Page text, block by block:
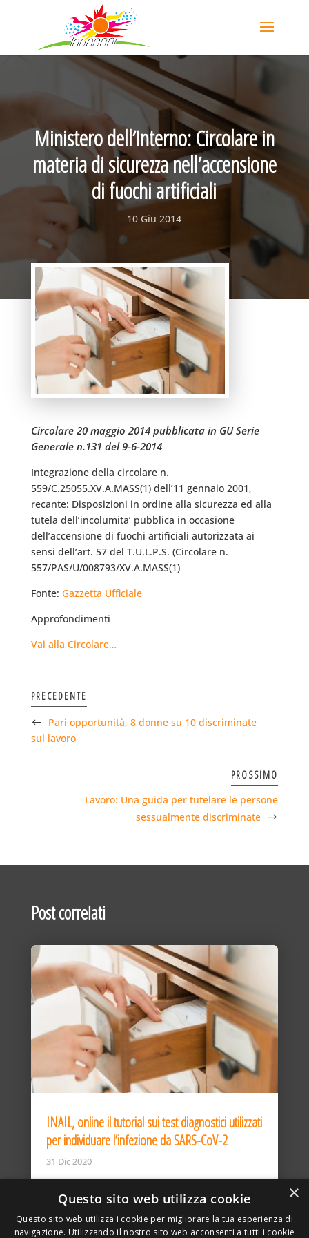
Ministero dell’Interno: Circolare in
materia di sicurezza nell’accensione
di fuochi artificiali
10 Giu 2014
Circolare 20 maggio 2014 pubblicata in GU Serie
Generale n.131 del 9-6-2014
Integrazione della circolare n.
559/C.25055.XV.A.MASS(1) dell’11 gennaio 2001,
recante: Disposizioni in ordine alla sicurezza ed alla
tutela dell’incolumita’ pubblica in occasione
dell’accensione di fuochi artificiali autorizzata ai
sensi dell’art. 57 del T.U.L.P.S. (Circolare n.
557/PAS/U/008793/XV.A.MASS(1)
Fonte: Gazzetta Ufficiale
Approfondimenti
Vai alla Circolare…
PRECEDENTE
Pari opportunità, 8 donne su 10 discriminate
sul lavoro
PROSSIMO
Lavoro: Una guida per tutelare le persone
sessualmente discriminate
Post correlati
INAIL, online il tutorial sui test diagnostici utilizzati
per individuare l’infezione da SARS-CoV-2
31 Dic 2020
×
Questo sito web utilizza cookie
Questo sito web utilizza i cookie per migliorare la tua esperienza di
navigazione. Utilizzando il nostro sito web acconsenti a tutti i cookie